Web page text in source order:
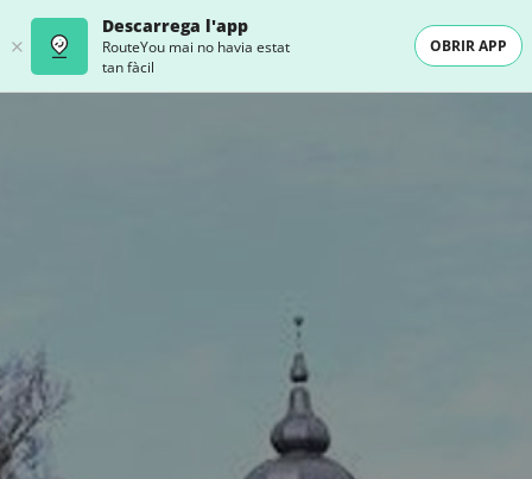
Descarrega l'app
RouteYou mai no havia estat
tan fàcil
OBRIR APP